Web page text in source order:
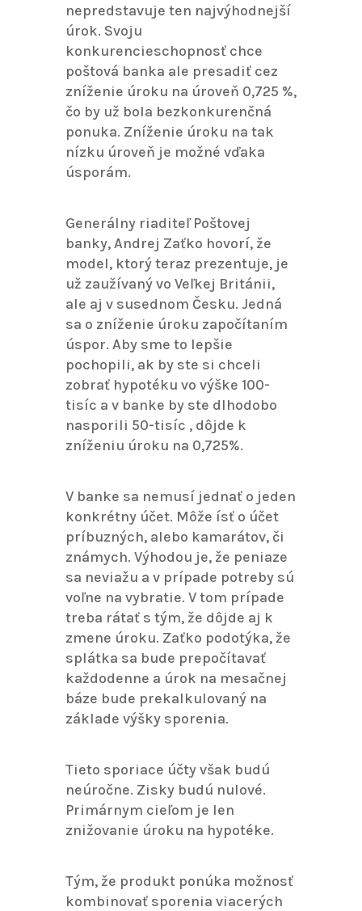
nepredstavuje ten najvýhodnejší
úrok. Svoju
konkurencieschopnosť chce
poštová banka ale presadiť cez
zníženie úroku na úroveň 0,725 %,
čo by už bola bezkonkurenčná
ponuka. Zníženie úroku na tak
nízku úroveň je možné vďaka
úsporám.
Generálny riaditeľ Poštovej
banky, Andrej Zaťko hovorí, že
model, ktorý teraz prezentuje, je
už zaužívaný vo Veľkej Británii,
ale aj v susednom Česku. Jedná
sa o zníženie úroku započítaním
úspor. Aby sme to lepšie
pochopili, ak by ste si chceli
zobrať hypotéku vo výške 100-
tisíc a v banke by ste dlhodobo
nasporili 50-tisíc , dôjde k
zníženiu úroku na 0,725%.
V banke sa nemusí jednať o jeden
konkrétny účet. Môže ísť o účet
príbuzných, alebo kamarátov, či
známych. Výhodou je, že peniaze
sa neviažu a v prípade potreby sú
voľne na vybratie. V tom prípade
treba rátať s tým, že dôjde aj k
zmene úroku. Zaťko podotýka, že
splátka sa bude prepočítavať
každodenne a úrok na mesačnej
báze bude prekalkulovaný na
základe výšky sporenia.
Tieto sporiace účty však budú
neúročne. Zisky budú nulové.
Primárnym cieľom je len
znižovanie úroku na hypotéke.
Tým, že produkt ponúka možnosť
kombinovať sporenia viacerých